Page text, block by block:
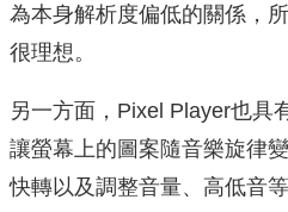
為本身解析度偏低的關係，
很理想。
另一方面，Pixel Player也具
讓螢幕上的圖案隨音樂旋律
快轉以及調整音量、高低音